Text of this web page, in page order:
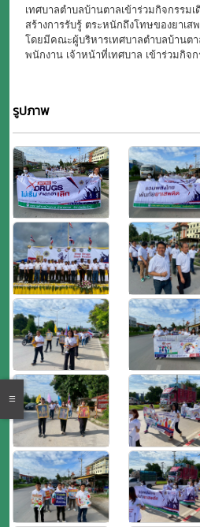
เทศบาลตำบลบ้านตาลเข้าร่วมกิจกรรม
สร้างการรับรู้ ตระหนักถึงโทษของยาเ
โดยมีคณะผู้บริหารเทศบาลตำบลบ้านต
พนักงาน เจ้าหน้าที่เทศบาล เข้าร่วมกิจ
รูปภาพ